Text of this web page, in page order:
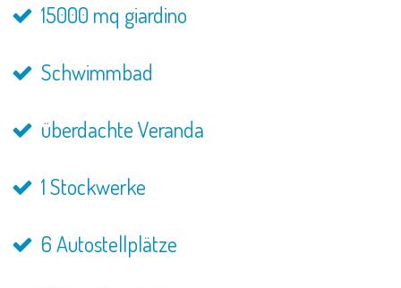
15000 mq giardino
Schwimmbad
überdachte Veranda
1 Stockwerke
6 Autostellplätze